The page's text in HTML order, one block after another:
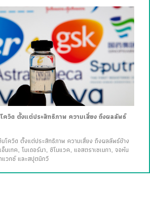
ควิด ตั้งแต่ประสิทธิภาพ ความเสี่ยง ถึงผลลัพธ์
โควิด ตั้งแต่ประสิทธิภาพ ความเสี่ยง ถึงผลลัพธ์ข้าง
อ็นเทค, โมเดอร์นา, ซิโนแวค, แอสตราเซเนกา, จอห์น
แวกซ์ และสปุตนิกวี